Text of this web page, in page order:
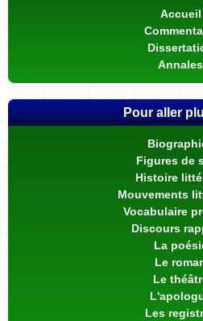
Accueil
Annales
Pour aller
Figures de
Histoire
Mouvements
Vocabulaire
Discours
La
Le
Le
Les